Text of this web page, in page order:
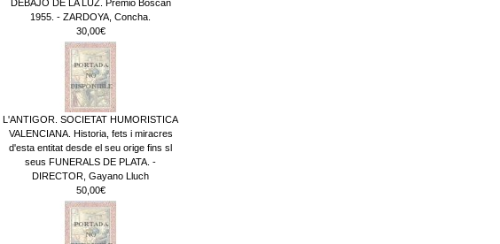
DEBAJO DE LA LUZ. Premio Boscán
1955. - ZARDOYA, Concha.
30,00€
L'ANTIGOR. SOCIETAT HUMORISTICA
VALENCIANA. Historia, fets i miracres
d'esta entitat desde el seu orige fins sl
seus FUNERALS DE PLATA. -
DIRECTOR, Gayano Lluch
50,00€